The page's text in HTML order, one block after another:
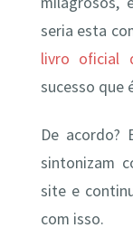
seria esta
livro oficial
sucesso que
De
sintonizam
site e
com isso.